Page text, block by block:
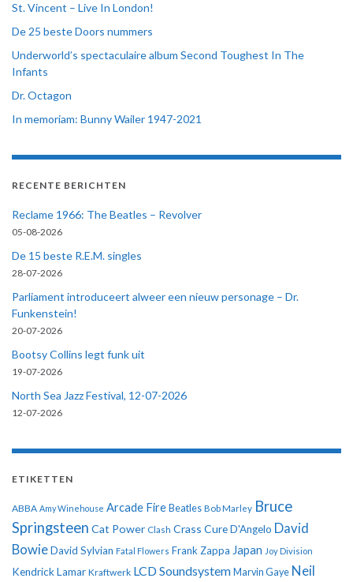
St. Vincent – Live In London!
De 25 beste Doors nummers
Underworld’s spectaculaire album Second Toughest In The
Infants
Dr. Octagon
In memoriam: Bunny Wailer 1947-2021
RECENTE BERICHTEN
Reclame 1966: The Beatles – Revolver
05-08-2026
De 15 beste R.E.M. singles
28-07-2026
Parliament introduceert alweer een nieuw personage – Dr.
Funkenstein!
20-07-2026
Bootsy Collins legt funk uit
19-07-2026
North Sea Jazz Festival, 12-07-2026
12-07-2026
ETIKETTEN
ABBA Amy Winehouse Arcade Fire Beatles Bob Marley Bruce
Springsteen Cat Power Clash Crass CureD'Angelo David
BowieDavid Sylvian Fatal Flowers Frank Zappa Japan Joy Division
Kendrick Lamar Kraftwerk LCD Soundsystem Marvin Gaye Neil